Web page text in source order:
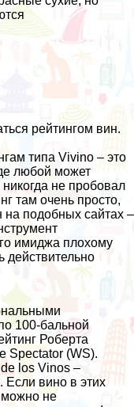
рейтингом вин.
типа Vivino – это
любой может
никогда не пробовал
там очень просто,
на подобных сайтах –
имиджа плохому
действительно
100-бальной
Роберта
Spectator (WS).
los Vinos –
Если вино в этих
можно не